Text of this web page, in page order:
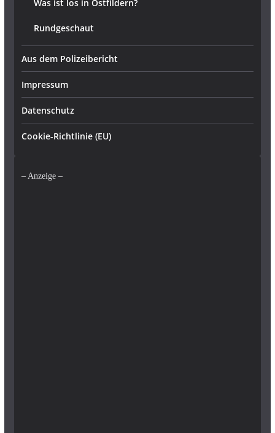
Was ist los in Ostfildern?
Rundgeschaut
Aus dem Polizeibericht
Impressum
Datenschutz
Cookie-Richtlinie (EU)
– Anzeige –